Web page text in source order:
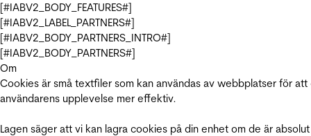
[#IABV2_BODY_FEATURES#]
[#IABV2_LABEL_PARTNERS#]
[#IABV2_BODY_PARTNERS_INTRO#]
[#IABV2_BODY_PARTNERS#]
Om
Cookies är små textfiler som kan användas av webbplatser för att
användarens upplevelse mer effektiv.
Lagen säger att vi kan lagra cookies på din enhet om de är absolut